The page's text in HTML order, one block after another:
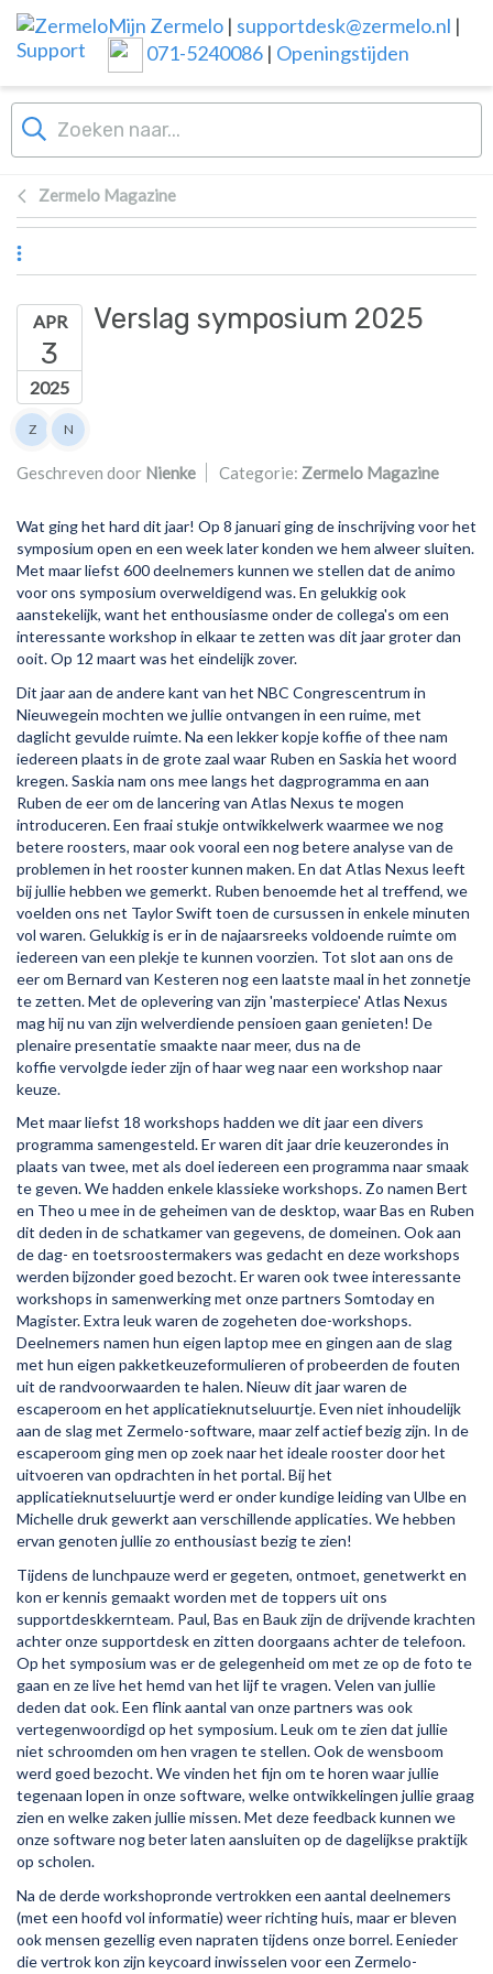
Overslaan naar hoofdinhoud
Mijn Zermelo | supportdesk@zermelo.nl |
071-5240086 | Openingstijden
Zermelo Magazine
APR
3
2025
Verslag symposium 2025
Lijst van auteurs
Z N
Geschreven door Nienke Categorie: Zermelo Magazine
Wat ging het hard dit jaar! Op 8 januari ging de inschrijving voor het
symposium open en een week later konden we hem alweer sluiten.
Met maar liefst 600 deelnemers kunnen we stellen dat de animo
voor ons symposium overweldigend was. En gelukkig ook
aanstekelijk, want het enthousiasme onder de collega's om een
interessante workshop in elkaar te zetten was dit jaar groter dan
ooit. Op 12 maart was het eindelijk zover.
Dit jaar aan de andere kant van het NBC Congrescentrum in
Nieuwegein mochten we jullie ontvangen in een ruime, met
daglicht gevulde ruimte. Na een lekker kopje koffie of thee nam
iedereen plaats in de grote zaal waar Ruben en Saskia het woord
kregen. Saskia nam ons mee langs het dagprogramma en aan
Ruben de eer om de lancering van Atlas Nexus te mogen
introduceren. Een fraai stukje ontwikkelwerk waarmee we nog
betere roosters, maar ook vooral een nog betere analyse van de
problemen in het rooster kunnen maken. En dat Atlas Nexus leeft
bij jullie hebben we gemerkt. Ruben benoemde het al treffend, we
voelden ons net Taylor Swift toen de cursussen in enkele minuten
vol waren. Gelukkig is er in de najaarsreeks voldoende ruimte om
iedereen van een plekje te kunnen voorzien. Tot slot aan ons de
eer om Bernard van Kesteren nog een laatste maal in het zonnetje
te zetten. Met de oplevering van zijn 'masterpiece' Atlas Nexus
mag hij nu van zijn welverdiende pensioen gaan genieten! De
plenaire presentatie smaakte naar meer, dus na de
koffie vervolgde ieder zijn of haar weg naar een workshop naar
keuze.
Met maar liefst 18 workshops hadden we dit jaar een divers
programma samengesteld. Er waren dit jaar drie keuzerondes in
plaats van twee, met als doel iedereen een programma naar smaak
te geven. We hadden enkele klassieke workshops. Zo namen Bert
en Theo u mee in de geheimen van de desktop, waar Bas en Ruben
dit deden in de schatkamer van gegevens, de domeinen. Ook aan
de dag- en toetsroostermakers was gedacht en deze workshops
werden bijzonder goed bezocht. Er waren ook twee interessante
workshops in samenwerking met onze partners Somtoday en
Magister. Extra leuk waren de zogeheten doe-workshops.
Deelnemers namen hun eigen laptop mee en gingen aan de slag
met hun eigen pakketkeuzeformulieren of probeerden de fouten
uit de randvoorwaarden te halen. Nieuw dit jaar waren de
escaperoom en het applicatieknutseluurtje. Even niet inhoudelijk
aan de slag met Zermelo-software, maar zelf actief bezig zijn. In de
escaperoom ging men op zoek naar het ideale rooster door het
uitvoeren van opdrachten in het portal. Bij het
applicatieknutseluurtje werd er onder kundige leiding van Ulbe en
Michelle druk gewerkt aan verschillende applicaties. We hebben
ervan genoten jullie zo enthousiast bezig te zien!
Tijdens de lunchpauze werd er gegeten, ontmoet, genetwerkt en
kon er kennis gemaakt worden met de toppers uit ons
supportdeskkernteam. Paul, Bas en Bauk zijn de drijvende krachten
achter onze supportdesk en zitten doorgaans achter de telefoon.
Op het symposium was er de gelegenheid om met ze op de foto te
gaan en ze live het hemd van het lijf te vragen. Velen van jullie
deden dat ook. Een flink aantal van onze partners was ook
vertegenwoordigd op het symposium. Leuk om te zien dat jullie
niet schroomden om hen vragen te stellen. Ook de wensboom
werd goed bezocht. We vinden het fijn om te horen waar jullie
tegenaan lopen in onze software, welke ontwikkelingen jullie graag
zien en welke zaken jullie missen. Met deze feedback kunnen we
onze software nog beter laten aansluiten op de dagelijkse praktijk
op scholen.
Na de derde workshopronde vertrokken een aantal deelnemers
(met een hoofd vol informatie) weer richting huis, maar er bleven
ook mensen gezellig even napraten tijdens onze borrel. Eenieder
die vertrok kon zijn keycoard inwisselen voor een Zermelo-